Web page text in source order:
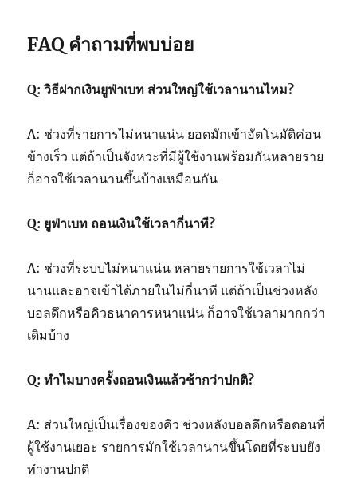
FAQ คำถามที่พบบ่อย
Q:วิธีฝากเงินยูฟ่าเบท ส่วนใหญ่ใช้เวลานานไหม?
A: ช่วงที่รายการไม่หนาแน่น ยอดมักเข้าอัตโนมัติค่อน
ข้างเร็ว แต่ถ้าเป็นจังหวะที่มีผู้ใช้งานพร้อมกันหลายราย
ก็อาจใช้เวลานานขึ้นบ้างเหมือนกัน
Q: ยูฟ่าเบท ถอนเงินใช้เวลากี่นาที?
A: ช่วงที่ระบบไม่หนาแน่น หลายรายการใช้เวลาไม่
นานและอาจเข้าได้ภายในไม่กี่นาที แต่ถ้าเป็นช่วงหลัง
บอลดึกหรือคิวธนาคารหนาแน่น ก็อาจใช้เวลามากกว่า
เดิมบ้าง
Q: ทำไมบางครั้งถอนเงินแล้วช้ากว่าปกติ?
A: ส่วนใหญ่เป็นเรื่องของคิว ช่วงหลังบอลดึกหรือตอนที่
ผู้ใช้งานเยอะ รายการมักใช้เวลานานขึ้นโดยที่ระบบยัง
ทำงานปกติ